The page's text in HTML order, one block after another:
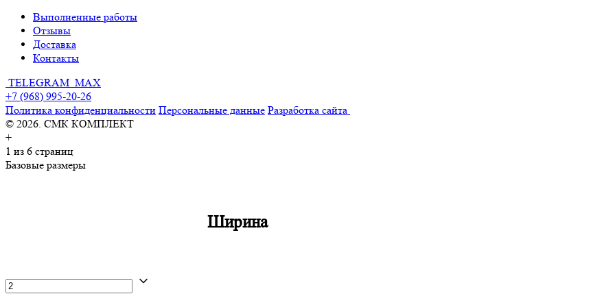
Выполненные работы
Отзывы
Доставка
Контакты
TELEGRAM MAX
+7 (968) 995-20-26
Политика конфиденциальности Персональные данные Разработка сайта
© 2026. СМК КОМПЛЕКТ
+
1 из 6 страниц
Базовые размеры
Ширина